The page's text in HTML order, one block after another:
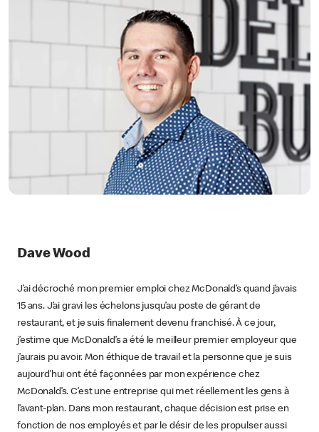
Dave Wood
J’ai décroché mon premier emploi chez McDonald’s quand j’avais
15 ans. J’ai gravi les échelons jusqu’au poste de gérant de
restaurant, et je suis finalement devenu franchisé. À ce jour,
j’estime que McDonald’s a été le meilleur premier employeur que
j’aurais pu avoir. Mon éthique de travail et la personne que je suis
aujourd’hui ont été façonnées par mon expérience chez
McDonald’s. C’est une entreprise qui met réellement les gens à
l’avant-plan. Dans mon restaurant, chaque décision est prise en
fonction de nos employés et par le désir de les propulser aussi